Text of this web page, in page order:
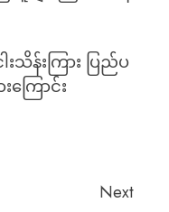
န်းကြား ပြည်ပ
ကြောင်း
Next